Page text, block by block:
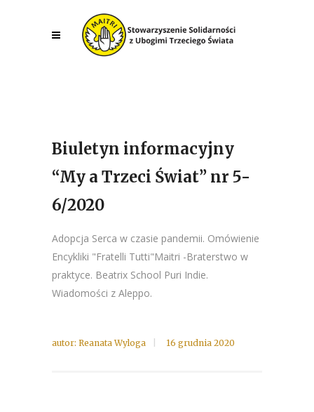
Biuletyn informacyjny
“My a Trzeci Świat” nr 5-
6/2020
Adopcja Serca w czasie pandemii. Omówienie
Encykliki "Fratelli Tutti"Maitri -Braterstwo w
praktyce. Beatrix School Puri Indie.
Wiadomości z Aleppo.
autor: Reanata Wyloga 16 grudnia 2020